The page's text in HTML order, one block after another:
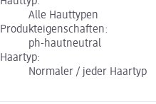
Alle Hauttypen
Produkteigenschaften:
ph-hautneutral
Haartyp:
Normaler / jeder Haartyp